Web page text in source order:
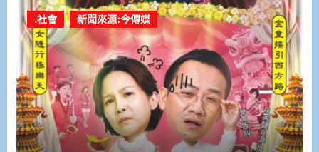
.社會 新聞來源:今傳媒